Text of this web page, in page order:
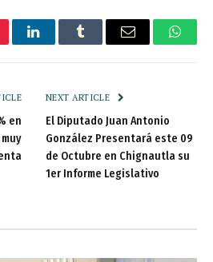
LinkedInTumblr Email
en
NEXT ARTICLE
El Diputado Juan Antonio
González Presentará este 09
de Octubre en Chignautla su
1er Informe Legislativo